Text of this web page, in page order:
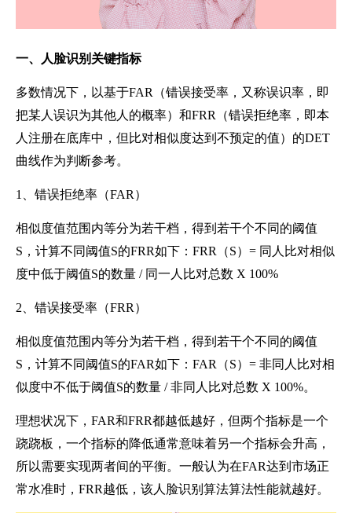
一、 人脸识别关键指标
多数情况下，以基于FAR（错误接受率，又称误识率，即
把某人误识为其他人的概率）和FRR（错误拒绝率，即本
人注册在底库中，但比对相似度达到不预定的值）的DET
曲线作为判断参考。
1、 错误拒绝率（FAR）
相似度值范围内等分为若干档，得到若干个不同的阈值
S，计算不同阈值S的FRR如下：FRR（S）= 同人比对相似
度中低于阈值S的数量 / 同一人比对总数 X 100%
2、 错误接受率（FRR）
相似度值范围内等分为若干档，得到若干个不同的阈值
S，计算不同阈值S的FAR如下：FAR（S）= 非同人比对相
似度中不低于阈值S的数量 / 非同人比对总数 X 100%。
理想状况下，FAR和FRR都越低越好，但两个指标是一个
跷跷板，一个指标的降低通常意味着另一个指标会升高，
所以需要实现两者间的平衡。一般认为在FAR达到市场正
常水准时，FRR越低，该人脸识别算法算法性能就越好。